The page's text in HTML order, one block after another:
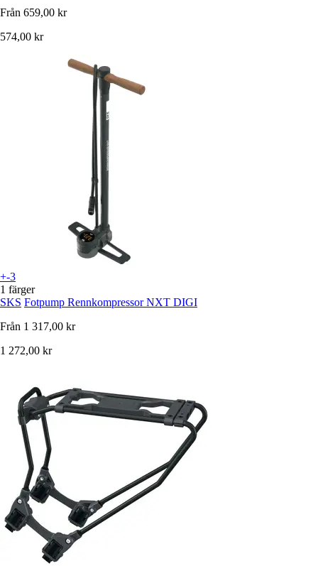
Från 659,00 kr
574,00 kr
+-3
1 färger
SKS Fotpump Rennkompressor NXT DIGI
Från 1 317,00 kr
1 272,00 kr